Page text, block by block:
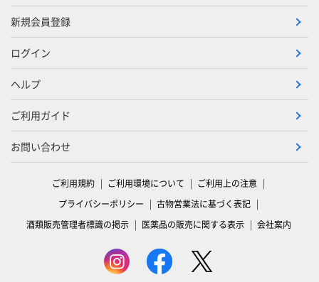
新規会員登録
ログイン
ヘルプ
ご利用ガイド
お問い合わせ
ご利用規約 ご利用環境について
ご利用上の注意
プライバシーポリシー
古物営業法に基づく表記
酒類販売管理者標識の掲示
医薬品の販売に関する表示 会社案内